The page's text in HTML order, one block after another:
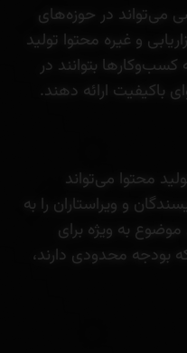
می‌تواند در حوزه‌های
و غیره محتوا تولید
بتوانند در
ارائه دهند.
محتوا می‌تواند
و ویراستاران را به
به ویژه برای
محدودی دارند،